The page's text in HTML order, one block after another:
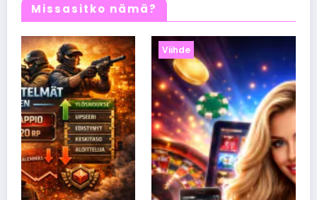
Missasitko nämä?
Viihde